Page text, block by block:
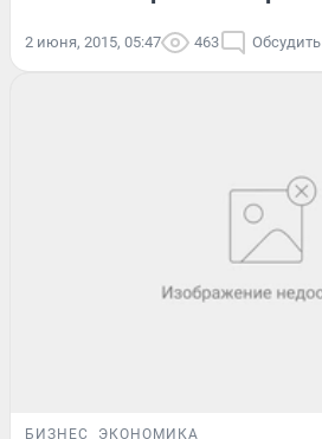
2 июня, 2015, 05:47 463 Обсудить
БИЗНЕС ЭКОНОМИКА